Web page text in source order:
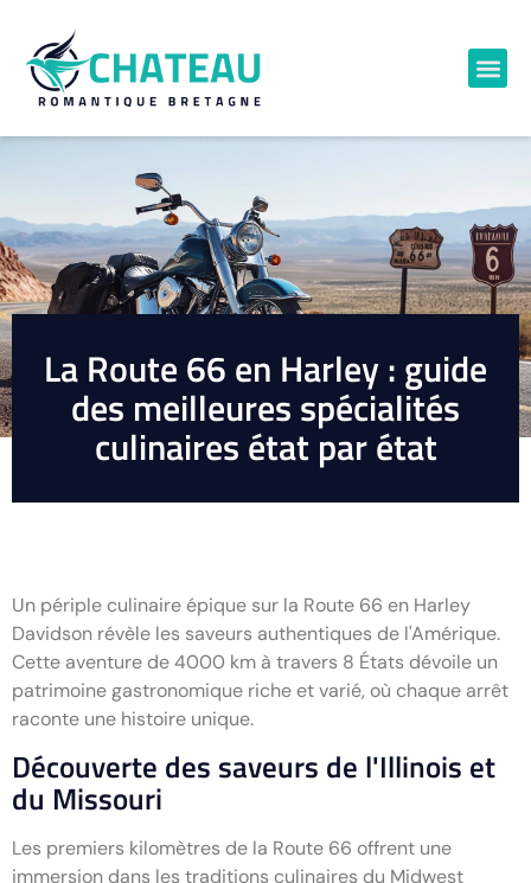
La Route 66 en Harley : guide
des meilleures spécialités
culinaires état par état
Un périple culinaire épique sur la Route 66 en Harley
Davidson révèle les saveurs authentiques de l'Amérique.
Cette aventure de 4000 km à travers 8 États dévoile un
patrimoine gastronomique riche et varié, où chaque arrêt
raconte une histoire unique.
Découverte des saveurs de l'Illinois et
du Missouri
Les premiers kilomètres de la Route 66 offrent une
immersion dans les traditions culinaires du Midwest